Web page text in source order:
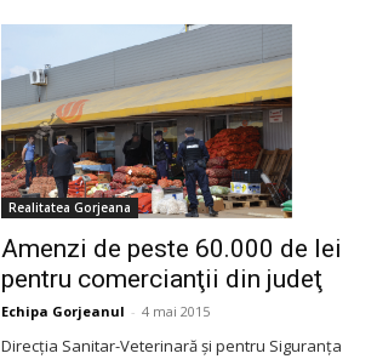
Realitatea Gorjeana
Amenzi de peste 60.000 de lei
pentru comercianţii din judeţ
Echipa Gorjeanul - 4 mai 2015
Direcţia Sanitar-Veterinară şi pentru Siguranţa